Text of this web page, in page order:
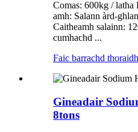
Comas: 600kg / latha
amh: Salann àrd-
Caitheamh salainn:
cumhachd ...
Faic barrachd
Gineadair
8tons